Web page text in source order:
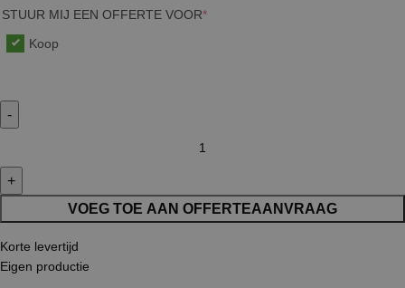
STUUR MIJ EEN OFFERTE VOOR*
Koop
VOEG TOE AAN OFFERTEAANVRAAG
Korte levertijd
Eigen productie